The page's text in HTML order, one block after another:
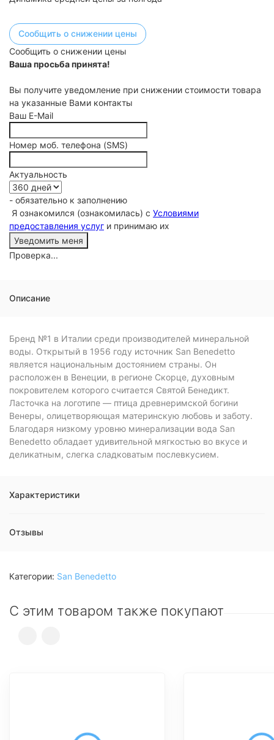
Сообщить о снижении цены
Сообщить о снижении цены
Ваша просьба принята!
Вы получите уведомление при снижении стоимости товара
на указанные Вами контакты
Ваш E-Mail
Номер моб. телефона (SMS)
Актуальность
- обязательно к заполнению
Я ознакомился (ознакомилась) с Условиями
предоставления услуг и принимаю их
Проверка...
Описание
Бренд №1 в Италии среди производителей минеральной
воды. Открытый в 1956 году источник San Benedetto
является национальным достоянием страны. Он
расположен в Венеции, в регионе Скорце, духовным
покровителем которого считается Святой Бенедикт.
Ласточка на логотипе — птица древнеримской богини
Венеры, олицетворяющая материнскую любовь и заботу.
Благодаря низкому уровню минерализации вода San
Benedetto обладает удивительной мягкостью во вкусе и
деликатным, слегка сладковатым послевкусием.
Характеристики
Отзывы
Категории: San Benedetto
С этим товаром также покупают